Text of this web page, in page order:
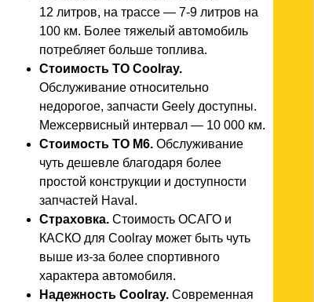
12 литров, на трассе — 7-9 литров на
100 км. Более тяжелый автомобиль
потребляет больше топлива.
Стоимость ТО Coolray.
Обслуживание относительно
недорогое, запчасти Geely доступны.
Межсервисный интервал — 10 000 км.
Стоимость ТО M6. Обслуживание
чуть дешевле благодаря более
простой конструкции и доступности
запчастей Haval.
Страховка. Стоимость ОСАГО и
КАСКО для Coolray может быть чуть
выше из-за более спортивного
характера автомобиля.
Надежность Coolray. Современная